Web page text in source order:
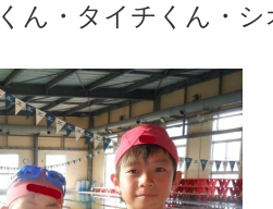
ん・タイチくん・